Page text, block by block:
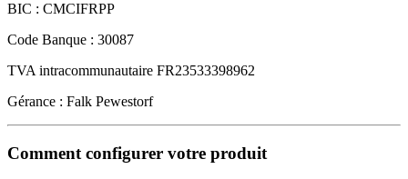
BIC : CMCIFRPP
Code Banque : 30087
TVA intracommunautaire FR23533398962
Gérance : Falk Pewestorf
Comment configurer votre produit